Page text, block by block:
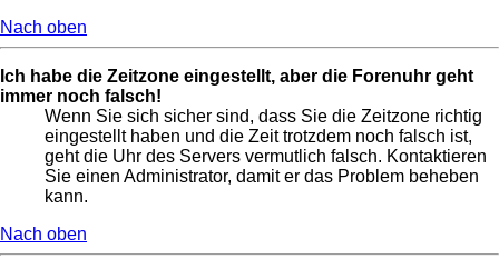
Nach oben
Ich habe die Zeitzone eingestellt, aber die Forenuhr geht
immer noch falsch!
Wenn Sie sich sicher sind, dass Sie die Zeitzone richtig
eingestellt haben und die Zeit trotzdem noch falsch ist,
geht die Uhr des Servers vermutlich falsch. Kontaktieren
Sie einen Administrator, damit er das Problem beheben
kann.
Nach oben